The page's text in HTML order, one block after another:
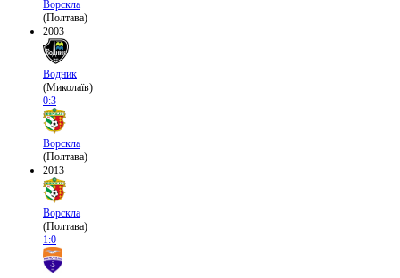
Ворскла
(Полтава)
2003
Водник
(Миколаїв)
0:3
Ворскла
(Полтава)
2013
Ворскла
(Полтава)
1:0